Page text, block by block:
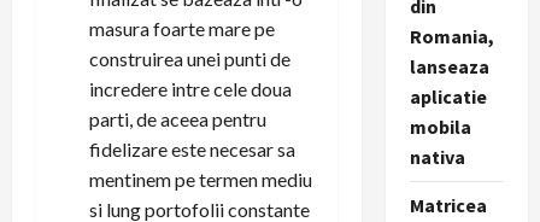
masura foarte mare pe
construirea unei punti de
incredere intre cele doua
parti, de aceea pentru
fidelizare este necesar sa
mentinem pe termen mediu
si lung portofolii constante
din
Romania,
lanseaza
aplicatie
mobila
nativa
Matricea